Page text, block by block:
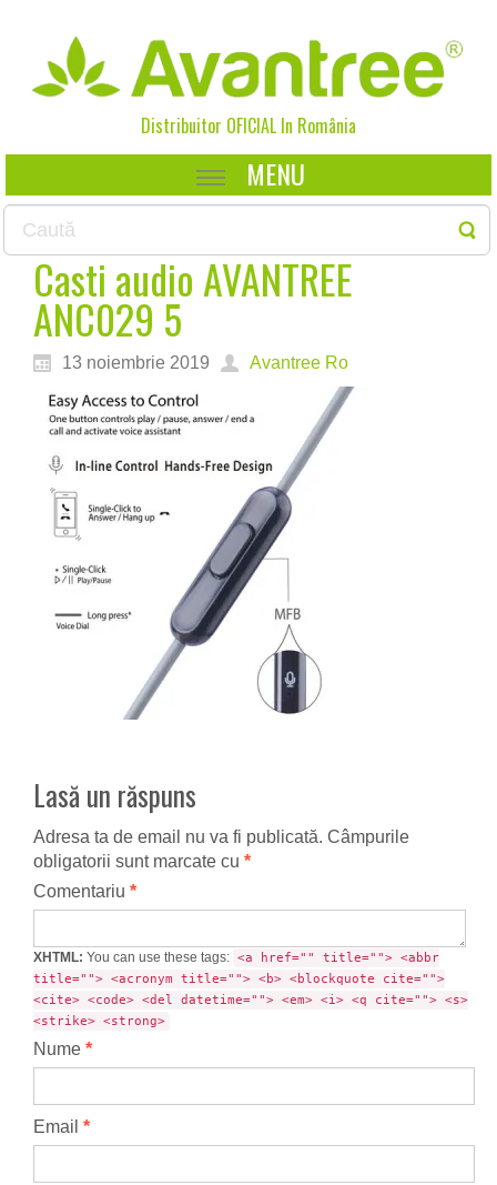
Distribuitor OFICIAL In România
MENU
Casti audio AVANTREE
ANC029 5
13 noiembrie 2019 Avantree Ro
Lasă un răspuns
Adresa ta de email nu va fi publicată. Câmpurile
obligatorii sunt marcate cu *
Comentariu *
XHTML: You can use these tags: <a href="" title=""> <abbr
title=""> <acronym title=""> <b> <blockquote cite="">
<cite> <code> <del datetime=""> <em> <i> <q cite=""> <s>
<strike> <strong>
Nume *
Email *